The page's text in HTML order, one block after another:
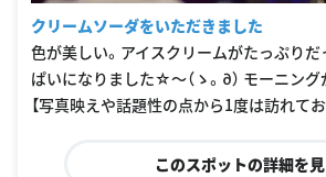
クリームソーダをいただきました
色が美しい。アイスクリームがたっぷりだ
ぱいになりました☆〜（ゝ。∂） モーニング
【写真映えや話題性の点から1度は訪れてお
このスポットの詳細を